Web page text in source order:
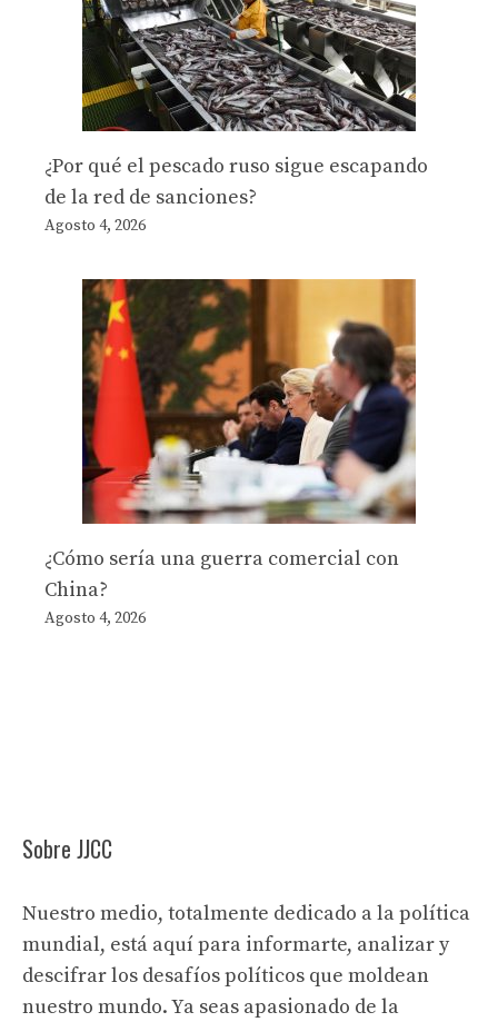
¿Por qué el pescado ruso sigue escapando
de la red de sanciones?
Agosto 4, 2026
¿Cómo sería una guerra comercial con
China?
Agosto 4, 2026
Sobre JJCC
Nuestro medio, totalmente dedicado a la política
mundial, está aquí para informarte, analizar y
descifrar los desafíos políticos que moldean
nuestro mundo. Ya seas apasionado de la